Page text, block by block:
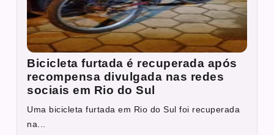
Bicicleta furtada é recuperada após
recompensa divulgada nas redes
sociais em Rio do Sul
Uma bicicleta furtada em Rio do Sul foi recuperada
na...